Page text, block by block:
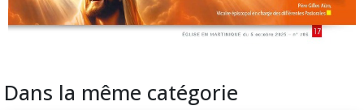
Dans la même catégorie